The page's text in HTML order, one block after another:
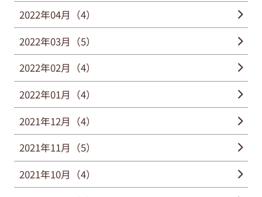
2022年04月（4）
2022年03月（5）
2022年02月（4）
2022年01月（4）
2021年12月（4）
2021年11月（5）
2021年10月（4）